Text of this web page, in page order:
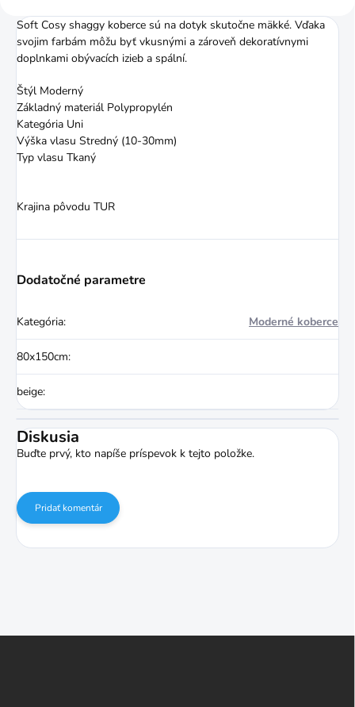
Soft Cosy shaggy koberce sú na dotyk skutočne mäkké. Vďaka
svojim farbám môžu byť vkusnými a zároveň dekoratívnymi
doplnkami obývacích izieb a spální.
Štýl Moderný
Základný materiál Polypropylén
Kategória Uni
Výška vlasu Stredný (10-30mm)
Typ vlasu Tkaný
Krajina pôvodu TUR
Dodatočné parametre
Kategória: Moderné koberce
80x150cm:
beige:
Diskusia
Buďte prvý, kto napíše príspevok k tejto položke.
Pridať komentár
Z